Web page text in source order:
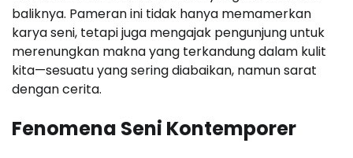
baliknya. Pameran ini tidak hanya memamerkan
karya seni, tetapi juga mengajak pengunjung untuk
merenungkan makna yang terkandung dalam kulit
kita—sesuatu yang sering diabaikan, namun sarat
dengan cerita.
Fenomena Seni Kontemporer